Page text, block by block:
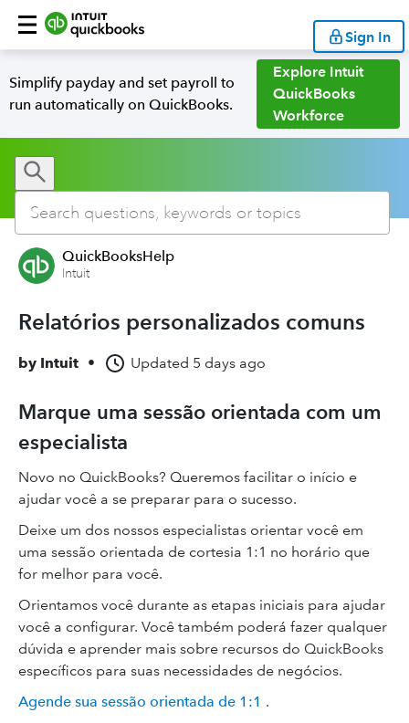
Sign In
Simplify payday and set payroll to
run automatically on QuickBooks.
Explore Intuit
QuickBooks
Workforce
QuickBooksHelp
Intuit
Relatórios personalizados comuns
by Intuit • Updated 5 days ago
Marque uma sessão orientada com um
especialista
Novo no QuickBooks? Queremos facilitar o início e
ajudar você a se preparar para o sucesso.
Deixe um dos nossos especialistas orientar você em
uma sessão orientada de cortesia 1:1 no horário que
for melhor para você.
Orientamos você durante as etapas iniciais para ajudar
você a configurar. Você também poderá fazer qualquer
dúvida e aprender mais sobre recursos do QuickBooks
específicos para suas necessidades de negócios.
Agende sua sessão orientada de 1:1 .